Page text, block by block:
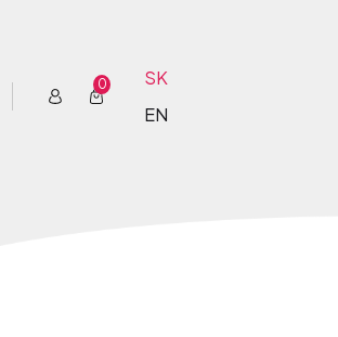
0
SK
EN